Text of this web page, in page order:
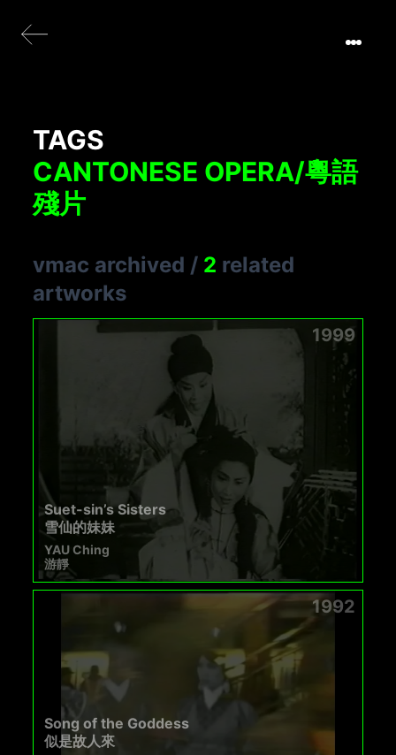
TAGS
CANTONESE OPERA/粵語
殘片
vmac archived / 2 related
artworks
1999
Suet-sin’s Sisters
雪仙的妹妹
YAU Ching
游靜
1992
Song of the Goddess
似是故人來